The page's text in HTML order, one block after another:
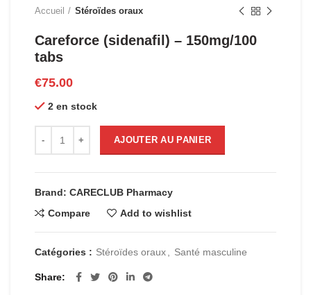
Accueil Stéroïdes oraux
Careforce (sidenafil) – 150mg/100
tabs
€75.00
2 en stock
AJOUTER AU PANIER
Brand: CARECLUB Pharmacy
Compare
Add to wishlist
Catégories : Stéroïdes oraux Santé masculine
Share